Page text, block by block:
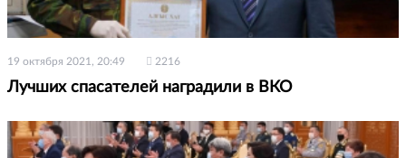
19 октября 2021, 20:49 2216
Лучших спасателей наградили в ВКО